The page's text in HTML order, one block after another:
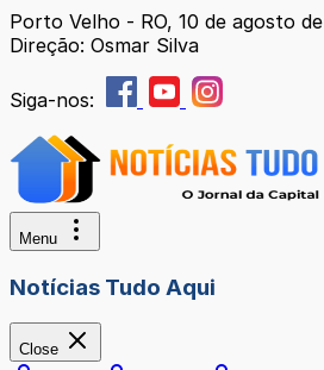
Porto Velho - RO, 10 de agosto
Direção: Osmar Silva
Siga-nos:
Menu
Notícias Tudo Aqui
Close